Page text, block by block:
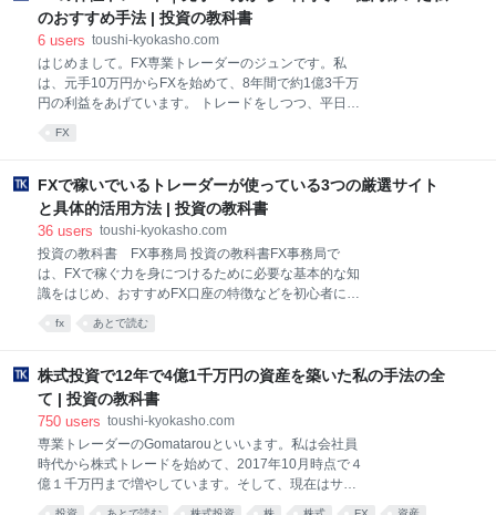
ないのではないでしょうか。つまり、適切なテクニカ
ル分析ができていない
泉徴収してくれ、確定申告の必要はありません。しか
し、FXの場合は自分で確定申告をする必要がありま
っては大きなペナルティが課されることもあります。
そうならないように、この章でFXの税金に関する疑問
をクリアにしましょう。なお、FXの税金の知識はある
程度あって、確定申告書の作成方法が知りたい方は、
のおすすめ手法 | 投資の教科書
6 users toushi-kyokasho.com
はじめまして。FX専業トレーダーのジュンです。私
は、元手10万円からFXを始めて、8年間で約1億3千万
円の利益をあげています。 トレードをしつつ、平日の
客観的に分析することにもつながっています。 そし
て、これまでの実績が評価されて、『エン・スパ！』
という本にも載ったこともあります。 いくつかある私
字で全てをお伝えるのは難しいです。しかし、今回こ
の記事の執筆依頼をいただいて、FXトレーダーの教育
に少しでも貢献したいと思い、引き受けることにしま
した。 そこで、この記事では、皆さまにも再現してい
の投資のヒントに
FX
FXで稼いでいるトレーダーが使っている3つの厳選サイト
と具体的活用方法 | 投資の教科書
36 users toushi-kyokasho.com
投資の教科書 FX事務局 投資の教科書FX事務局で
は、FXで稼ぐ力を身につけるために必要な基本的な知
識をはじめ、おすすめFX口座の特徴などを初心者にも
わかりやすくお伝えしています。 1. 経済指標発表時の
過去の値動きを動画でチェック『羊飼いのブログ』
一言でいえば、かゆいところまで情報を網羅している
FXの老舗総合サイト（ブログ）です。 詳しく説明して
いきます。 1.1.FXで稼ぐチャンスは経済指標発表時に
表時の動画」です。これは、2009年から最新の主要な
経済指標発表時のチャートの値動きを録画したもの
で、他のサイトにはないとても貴重な情報です。 ま
fx あとで読む
株式投資で12年で4億1千万円の資産を築いた私の手法の全
て | 投資の教科書
750 users toushi-kyokasho.com
専業トレーダーのGomatarouといいます。私は会社員
時代から株式トレードを始めて、2017年10月時点で４
億１千万円まで増やしています。そして、現在はサラ
リーマンを辞めてトレードのみで生活しています。 私